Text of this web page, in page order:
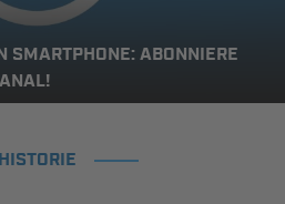
SMARTPHONE: ABONNIERE
HISTORIE